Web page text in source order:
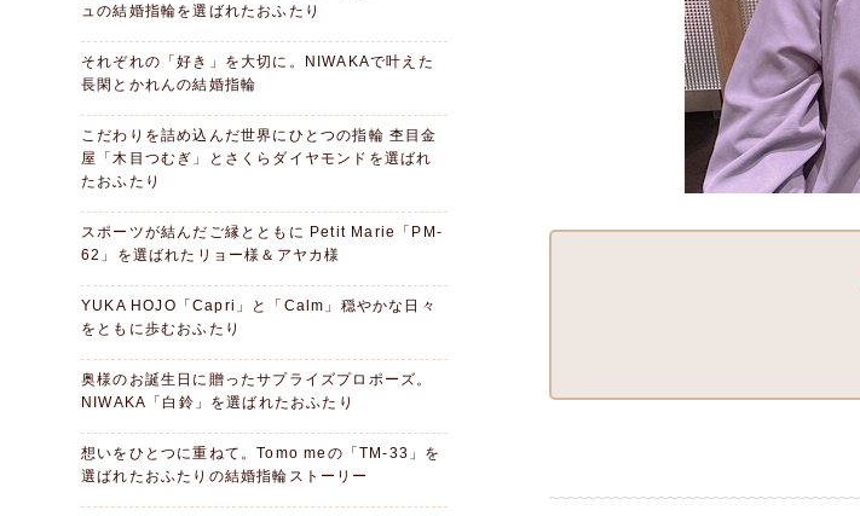
ュの結婚指輪を選ばれたおふたり
それぞれの「好き」を大切に。NIWAKAで叶えた
長閑とかれんの結婚指輪
こだわりを詰め込んだ世界にひとつの指輪 杢目金
屋「木目つむぎ」とさくらダイヤモンドを選ばれ
たおふたり
スポーツが結んだご縁とともに Petit Marie「PM-
62」を選ばれたリョー様＆アヤカ様
YUKA HOJO「Capri」と「Calm」穏やかな日々
をともに歩むおふたり
奥様のお誕生日に贈ったサプライズプロポーズ。
NIWAKA「白鈴」を選ばれたおふたり
想いをひとつに重ねて。Tomo meの「TM-33」を
選ばれたおふたりの結婚指輪ストーリー